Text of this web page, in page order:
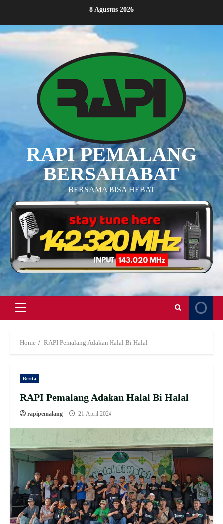
content
8 Agustus 2026
RAPI PEMALANG
BERSAHABAT
BERSAMA BISA HEBAT
Primary
Home RAPI Pemalang Adakan Halal Bi Halal
Berita
RAPI Pemalang Adakan Halal Bi Halal
rapipemalang 21 April 2024